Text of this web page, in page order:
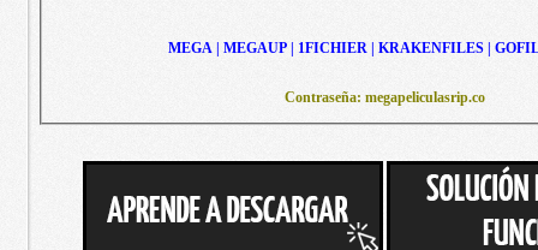
MEGA | MEGAUP | 1FICHIER | KRAKENFILES |
Contraseña: megapeliculasrip.co